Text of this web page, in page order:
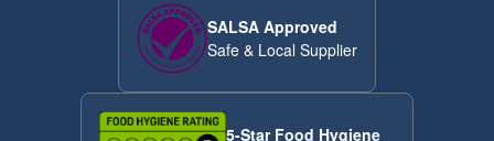
SALSA Approved
Safe & Local Supplier
5-Star Food Hygiene